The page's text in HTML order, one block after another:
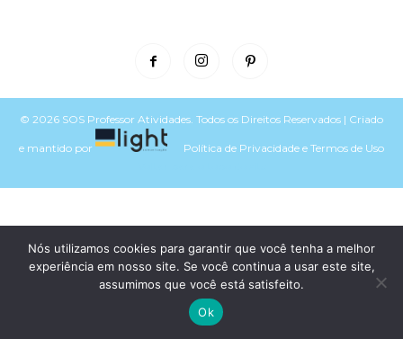
© 2026 SOS Professor Atividades. Todos os Direitos Reservados | Criado
e mantido por Política de Privacidade e Termos de Uso
Nós utilizamos cookies para garantir que você tenha a melhor
experiência em nosso site. Se você continua a usar este site,
assumimos que você está satisfeito.
Ok